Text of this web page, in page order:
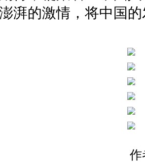
湃的激情，将中国